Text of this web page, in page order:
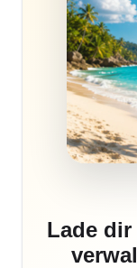
Lade